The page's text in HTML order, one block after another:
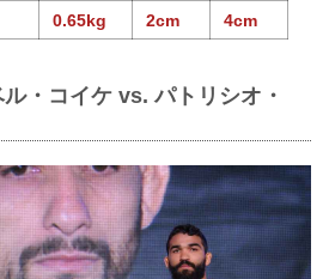
0.65kg 2cm 4cm
・コイケ vs. パトリシオ・